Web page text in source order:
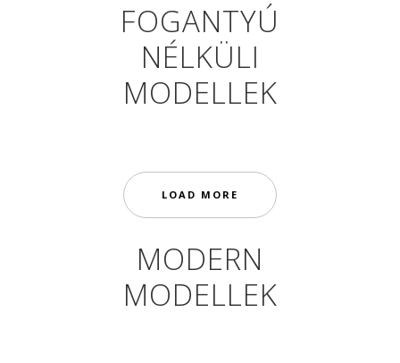
FOGANTYÚ
NÉLKÜLI
MODELLEK
LOAD MORE
MODERN
MODELLEK